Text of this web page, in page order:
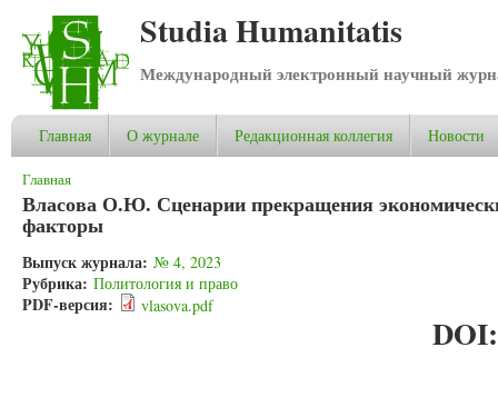
Studia Humanitatis
Международный электронный научный
Главная О журнале Редакционная коллегия Новости
Вы здесь
Главная
Власова О.Ю. Сценарии прекращения
факторы
Выпуск журнала: № 4, 2023
Рубрика: Политология и право
PDF-версия: vlasova.pdf